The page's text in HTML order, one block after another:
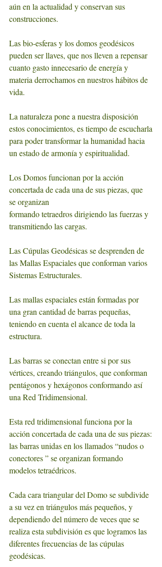
aún en la actualidad y conservan sus
construcciones.
Las bio-esferas y los domos geodésicos
pueden ser llaves, que nos lleven a repensar
cuanto gasto innecesario de energía y
materia derrochamos en nuestros hábitos de
vida.
La naturaleza pone a nuestra disposición
estos conocimientos, es tiempo de escucharla
para poder transformar la humanidad hacia
un estado de armonía y espiritualidad.
Los Domos funcionan por la acción
concertada de cada una de sus piezas, que
se organizan
formando tetraedros dirigiendo las fuerzas y
transmitiendo las cargas.
Las Cúpulas Geodésicas se desprenden de
las Mallas Espaciales que conforman varios
Sistemas Estructurales.
Las mallas espaciales están formadas por
una gran cantidad de barras pequeñas,
teniendo en cuenta el alcance de toda la
estructura.
Las barras se conectan entre si por sus
vértices, creando triángulos, que conforman
pentágonos y hexágonos conformando así
una Red Tridimensional.
Esta red tridimensional funciona por la
acción concertada de cada una de sus piezas:
las barras unidas en los llamados “nudos o
conectores ” se organizan formando
modelos tetraédricos.
Cada cara triangular del Domo se subdivide
a su vez en triángulos más pequeños, y
dependiendo del número de veces que se
realiza esta subdivisión es que logramos las
diferentes frecuencias de las cúpulas
geodésicas.